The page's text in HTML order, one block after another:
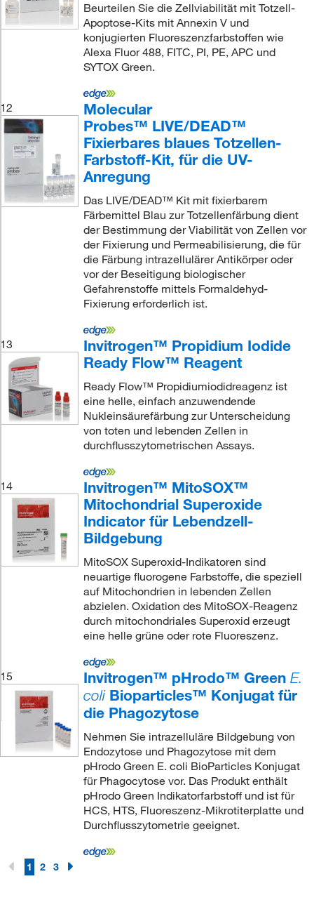
Beurteilen Sie die Zellviabilität mit Totzell-
Apoptose-Kits mit Annexin V und
konjugierten Fluoreszenzfarbstoffen wie
Alexa Fluor 488, FITC, PI, PE, APC und
SYTOX Green.
12
Molecular
Probes™ LIVE/DEAD™
Fixierbares blaues Totzellen-
Farbstoff-Kit, für die UV-
Anregung
Das LIVE/DEAD™ Kit mit fixierbarem
Färbemittel Blau zur Totzellenfärbung dient
der Bestimmung der Viabilität von Zellen vor
der Fixierung und Permeabilisierung, die für
die Färbung intrazellulärer Antikörper oder
vor der Beseitigung biologischer
Gefahrenstoffe mittels Formaldehyd-
Fixierung erforderlich ist.
13
Invitrogen™ Propidium Iodide
Ready Flow™ Reagent
Ready Flow™ Propidiumiodidreagenz ist
eine helle, einfach anzuwendende
Nukleinsäurefärbung zur Unterscheidung
von toten und lebenden Zellen in
durchflusszytometrischen Assays.
14
Invitrogen™ MitoSOX™
Mitochondrial Superoxide
Indicator für Lebendzell-
Bildgebung
MitoSOX Superoxid-Indikatoren sind
neuartige fluorogene Farbstoffe, die speziell
auf Mitochondrien in lebenden Zellen
abzielen. Oxidation des MitoSOX-Reagenz
durch mitochondriales Superoxid erzeugt
eine helle grüne oder rote Fluoreszenz.
15 Invitrogen™ pHrodo™ Green E.
coliBioparticles™ Konjugat für
die Phagozytose
Nehmen Sie intrazelluläre Bildgebung von
Endozytose und Phagozytose mit dem
pHrodo Green E. coli BioParticles Konjugat
für Phagocytose vor. Das Produkt enthält
pHrodo Green Indikatorfarbstoff und ist für
HCS, HTS, Fluoreszenz-Mikrotiterplatte und
Durchflusszytometrie geeignet.
1 2 3